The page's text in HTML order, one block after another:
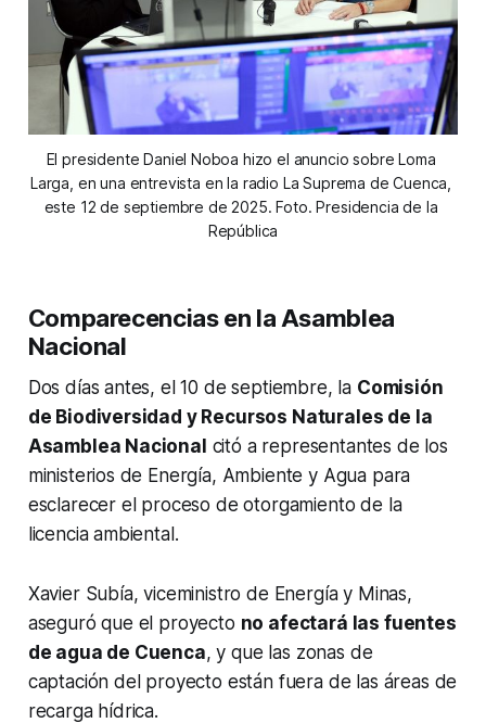
El presidente Daniel Noboa hizo el anuncio sobre Loma
Larga, en una entrevista en la radio La Suprema de Cuenca,
este 12 de septiembre de 2025. Foto. Presidencia de la
República
Comparecencias en la Asamblea
Nacional
Dos días antes, el 10 de septiembre, la Comisión
de Biodiversidad y Recursos Naturales de la
Asamblea Nacional citó a representantes de los
ministerios de Energía, Ambiente y Agua para
esclarecer el proceso de otorgamiento de la
licencia ambiental.
Xavier Subía, viceministro de Energía y Minas,
aseguró que el proyecto no afectará las fuentes
de agua de Cuenca, y que las zonas de
captación del proyecto están fuera de las áreas de
recarga hídrica.